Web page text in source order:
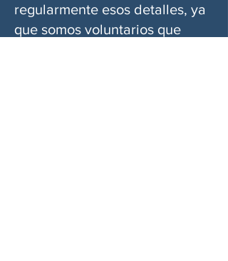
regularmente esos detalles, ya
que somos voluntarios que